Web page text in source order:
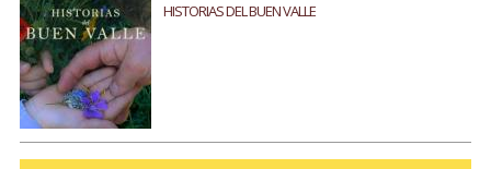
HISTORIAS DEL BUEN VALLE